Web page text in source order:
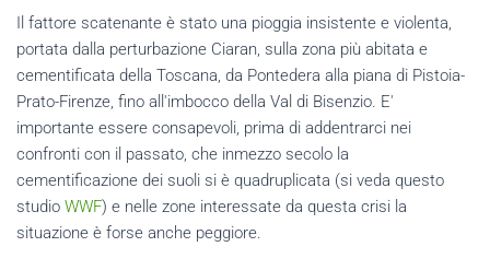
Il fattore scatenante è stato una pioggia insistente e violenta,
portata dalla perturbazione Ciaran, sulla zona più abitata e
cementificata della Toscana, da Pontedera alla piana di Pistoia-
Prato-Firenze, fino all'imbocco della Val di Bisenzio. E'
importante essere consapevoli, prima di addentrarci nei
confronti con il passato, che inmezzo secolo la
cementificazione dei suoli si è quadruplicata (si veda questo
studio WWF) e nelle zone interessate da questa crisi la
situazione è forse anche peggiore.